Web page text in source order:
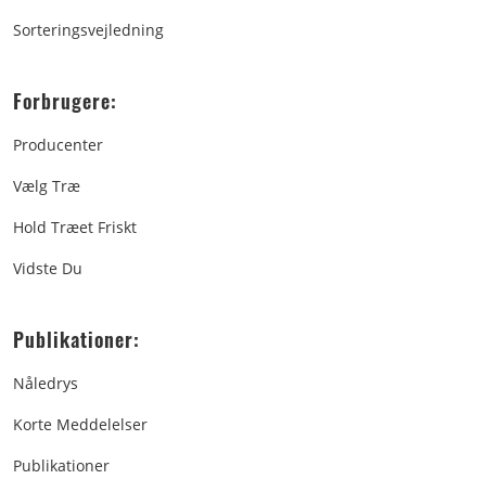
Sorteringsvejledning
Forbrugere:
Producenter
Vælg Træ
Hold Træet Friskt
Vidste Du
Publikationer:
Nåledrys
Korte Meddelelser
Publikationer